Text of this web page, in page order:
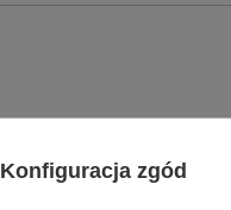
Konfiguracja zgód